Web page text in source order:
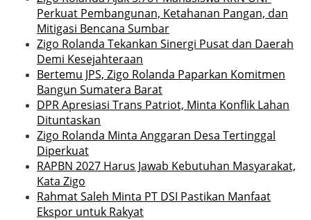
Perkuat Pembangunan, Ketahanan Pangan, dan
Mitigasi Bencana Sumbar
Zigo Rolanda Tekankan Sinergi Pusat dan Daerah
Demi Kesejahteraan
Bertemu JPS, Zigo Rolanda Paparkan Komitmen
Bangun Sumatera Barat
DPR Apresiasi Trans Patriot, Minta Konflik Lahan
Dituntaskan
Zigo Rolanda Minta Anggaran Desa Tertinggal
Diperkuat
RAPBN 2027 Harus Jawab Kebutuhan Masyarakat,
Kata Zigo
Rahmat Saleh Minta PT DSI Pastikan Manfaat
Ekspor untuk Rakyat